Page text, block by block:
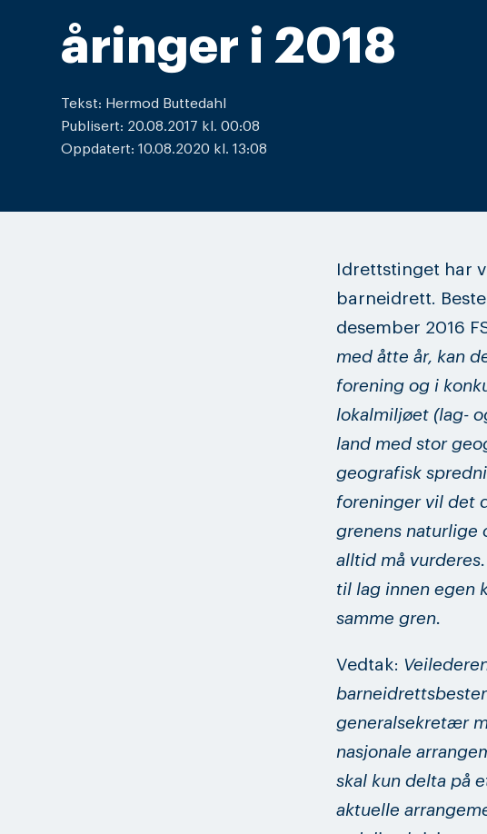
åringer i 2018
Tekst: Hermod Buttedahl
Publisert: 20.08.2017 kl. 00:08
Oppdatert: 10.08.2020 kl. 13:08
Idrettstinget har
barneidrett.
desember 2016
med åtte år, kan
forening og i
lokalmiljøet (lag-
land med stor
geografisk
foreninger vil det
grenens naturlige
alltid må
til lag innen egen
samme gren.
Vedtak:
generalsekretær
nasjonale
skal kun delta på
aktuelle